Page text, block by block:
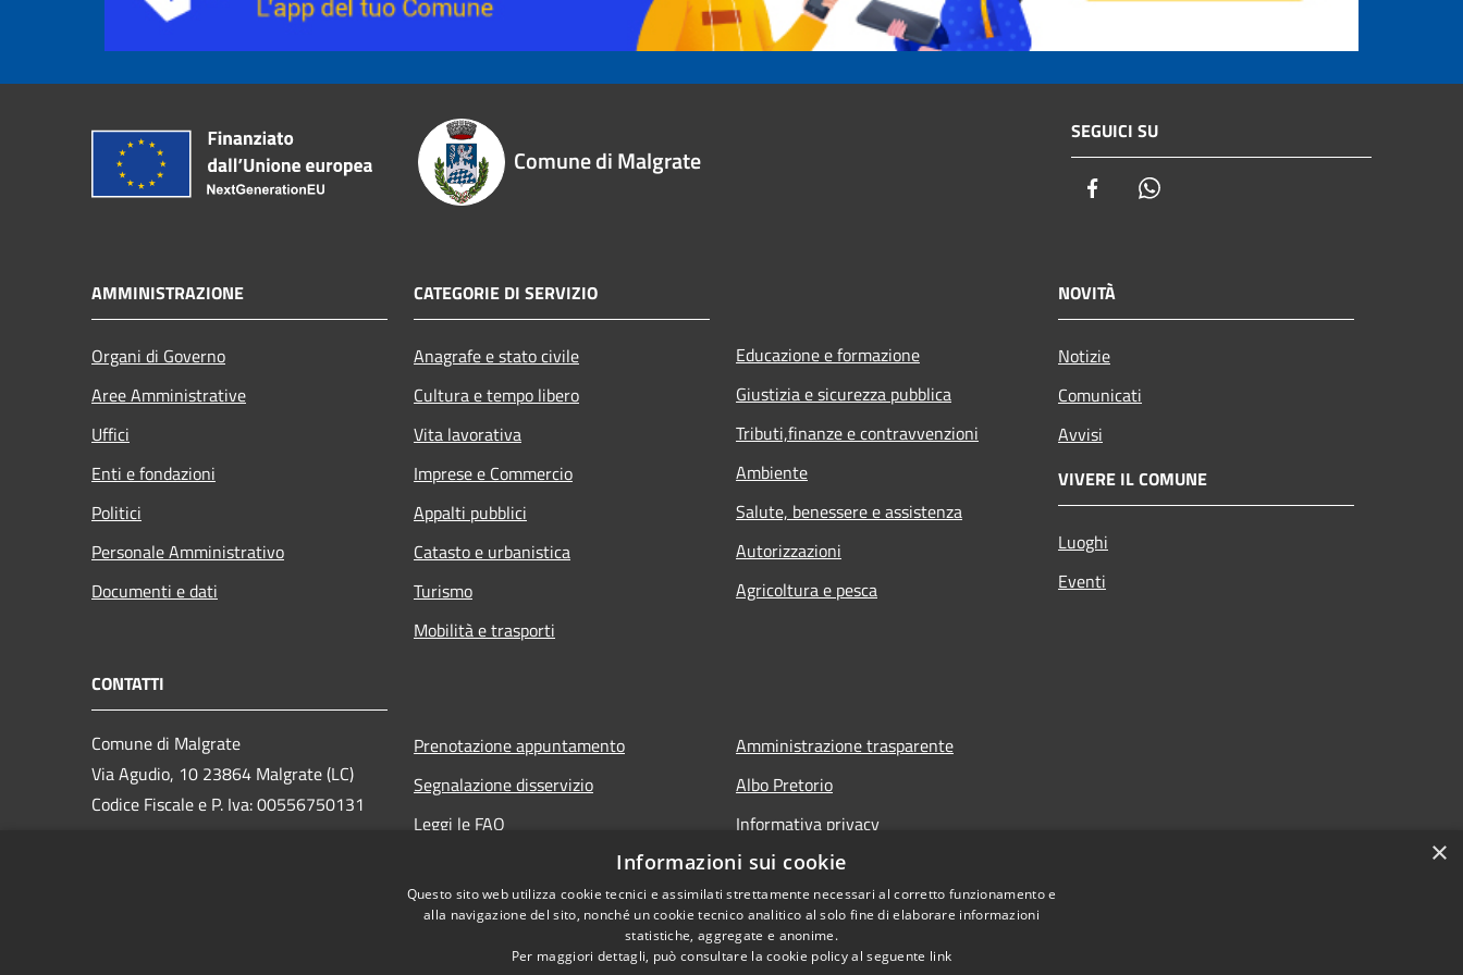
Comune di Malgrate
SEGUICI SU
Facebook
AMMINISTRAZIONE
Organi di Governo
Aree Amministrative
Uffici
Enti e fondazioni
Politici
Personale Amministrativo
Documenti e dati
CATEGORIE DI SERVIZIO
Anagrafe e stato civile
Cultura e tempo libero
Vita lavorativa
Imprese e Commercio
Appalti pubblici
Catasto e urbanistica
Turismo
Mobilità e trasporti
Educazione e formazione
Giustizia e sicurezza pubblica
Tributi,finanze e contravvenzioni
Ambiente
Salute, benessere e assistenza
Autorizzazioni
Agricoltura e pesca
NOVITÀ
Notizie
Comunicati
Avvisi
VIVERE IL COMUNE
Luoghi
Eventi
CONTATTI
Comune di Malgrate
Via Agudio, 10 23864 Malgrate (LC)
Codice Fiscale e P. Iva: 00556750131
comune.malgrate@pec.regione.lombardia.it
Prenotazione appuntamento
Segnalazione disservizio
Leggi le FAQ
Amministrazione trasparente
Albo Pretorio
Informativa privacy
Note legali
Dichiarazione di accessibilità
×
Informazioni sui cookie
Questo sito web utilizza cookie tecnici e assimilati strettamente necessari al corretto funzionamento e
alla navigazione del sito, nonché un cookie tecnico analitico al solo fine di elaborare informazioni
statistiche, aggregate e anonime.
Per maggiori dettagli, può consultare la cookie policy al seguente link